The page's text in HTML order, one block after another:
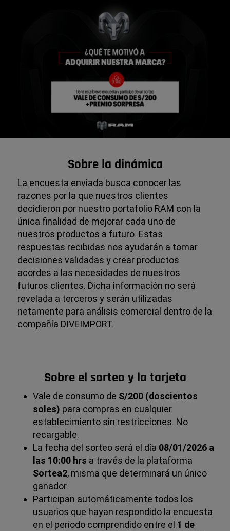
Sobre la dinámica
La encuesta enviada busca conocer las
razones por la que nuestros clientes
decidieron por nuestro portafolio RAM con la
única finalidad de mejorar cada uno de
nuestros productos a futuro. Estas
respuestas recibidas nos ayudarán a tomar
decisiones validadas y crear productos
acordes a las necesidades de nuestros
futuros clientes. Dicha información no será
revelada a terceros y serán utilizadas
netamente para análisis comercial dentro de la
compañía DIVEIMPORT.
Sobre el sorteo y la tarjeta
Vale de consumo de S/200 (doscientos
soles) para compras en cualquier
establecimiento sin restricciones. No
recargable.
La fecha del sorteo será el día 08/01/2026 a
las 10:00 hrs a través de la plataforma
Sortea2, misma que determinará un único
ganador.
Participan automáticamente todos los
usuarios que hayan respondido la encuesta
en el período comprendido entre el 1 de